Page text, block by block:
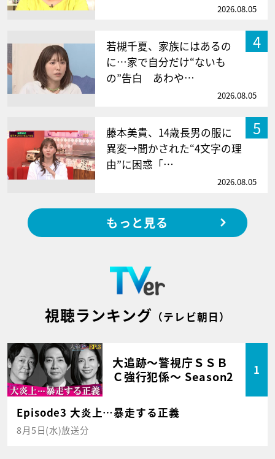
2026.08.05
4
若槻千夏、家族にはあるの
に…家で自分だけ“ないも
の”告白 あわや…
2026.08.05
5
藤本美貴、14歳長男の服に
異変→聞かされた“4文字の理
由”に困惑「…
2026.08.05
もっと見る
視聴ランキング （テレビ朝日）
大追跡～警視庁ＳＳＢ
Ｃ強行犯係～ Season2
1
Episode3 大炎上…暴走する正義
8月5日(水)放送分